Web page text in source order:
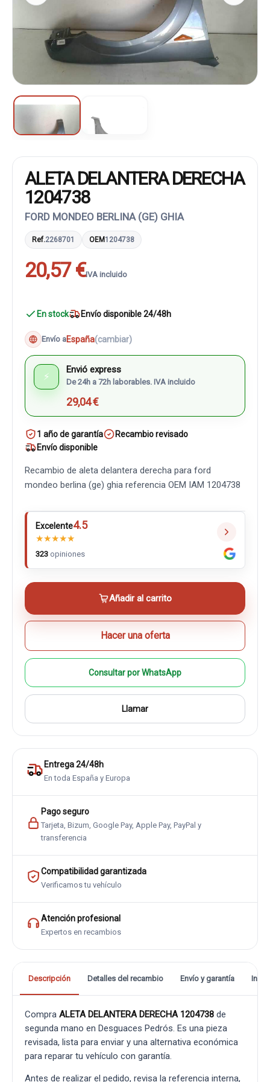
ALETA DELANTERA DERECHA
1204738
FORD MONDEO BERLINA (GE) GHIA
Ref.2268701 OEM1204738
20,57 €IVA incluido
En stock Envío disponible 24/48h
Envío aEspaña(cambiar)
⚡
Envió express
De 24h a 72h laborables. IVA incluido
29,04 €
1 año de garantía
Recambio revisado
Envío disponible
Recambio de aleta delantera derecha para ford
mondeo berlina (ge) ghia referencia OEM IAM 1204738
Excelente4.5
★★★★★
323 opiniones
Añadir al carrito
Hacer una oferta
Consultar por WhatsApp
Llamar
Entrega 24/48h
En toda España y Europa
Pago seguro
Tarjeta, Bizum, Google Pay, Apple Pay, PayPal y
transferencia
Compatibilidad garantizada
Verificamos tu vehículo
Atención profesional
Expertos en recambios
Descripción Detalles del recambio Envío y garantía
Compra ALETA DELANTERA DERECHA 1204738 de
segunda mano en Desguaces Pedrós. Es una pieza
revisada, lista para enviar y una alternativa económica
para reparar tu vehículo con garantía.
Antes de realizar el pedido, revisa la referencia interna,